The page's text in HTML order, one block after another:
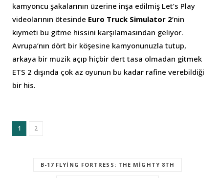
kamyoncu şakalarının üzerine inşa edilmiş Let’s Play
videolarının ötesinde Euro Truck Simulator 2‘nin
kıymeti bu gitme hissini karşılamasından geliyor.
Avrupa’nın dört bir köşesine kamyonunuzla tutup,
arkaya bir müzik açıp hiçbir dert tasa olmadan gitmek
ETS 2 dışında çok az oyunun bu kadar rafine verebildiği
bir his.
1 2
B-17 FLYING FORTRESS: THE MIGHTY 8TH